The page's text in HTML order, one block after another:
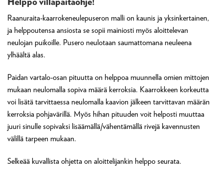
Raanuraita-kaarrokeneulepuseron malli on kaunis ja yksinkertainen,
ja helppoutensa ansiosta se sopii mainiosti myös aloittelevan
neulojan puikoille. Pusero neulotaan saumattomana neuleena
ylhäältä alas.
Paidan vartalo-osan pituutta on helppoa muunnella omien mittojen
mukaan neulomalla sopiva määrä kerroksia. Kaarrokkeen korkeutta
voi lisätä tarvittaessa neulomalla kaavion jälkeen tarvittavan määrän
kerroksia pohjavärillä. Myös hihan pituuden voit helposti muuttaa
juuri sinulle sopivaksi lisäämällä/vähentämällä rivejä kavennusten
välillä tarpeen mukaan.
Selkeää kuvallista ohjetta on aloittelijankin helppo seurata.